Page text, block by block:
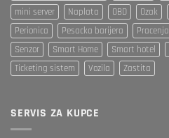
mini server
Naplata OBD Ozak
Perionica
Pesacka barijera Pracenja
Senzor
Smart Home Smart hotel
Ticketing sistem
Vozila Zastita
SERVIS ZA KUPCE